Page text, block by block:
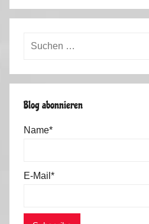
u
s
,
m
Suchen
Blog abonnieren
Name*
E-Mail*